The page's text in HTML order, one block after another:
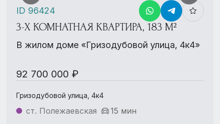
3-Х КОМНАТНАЯ КВАРТИРА, 183 М²
В жилом доме «Гризодубовой улица, 4к4»
92 700 000 ₽
Гризодубовой улица, 4к4
ст. Полежаевская 15 мин
ID 96424